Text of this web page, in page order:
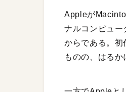
Appleが
ナルコンピュ
からである。
ものの、はる